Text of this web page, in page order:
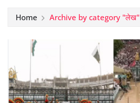
Home Archive by category "लेख"